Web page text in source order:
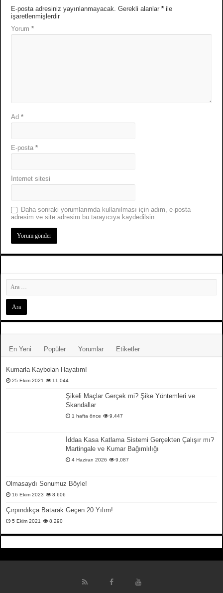
E-posta adresiniz yayınlanmayacak. Gerekli alanlar* ile
işaretlenmişlerdir
Yorum*
Ad*
E-posta*
İnternet sitesi
Daha sonraki yorumlarımda kullanılması için adım, e-posta
adresim ve site adresim bu tarayıcıya kaydedilsin.
En Yeni Popüler Yorumlar Etiketler
Kumarla Kaybolan Hayatım!
25 Ekim 2021 11,044
Şikeli Maçlar Gerçek mi? Şike Yöntemleri ve
Skandallar
1 hafta önce 9,447
İddaa Kasa Katlama Sistemi Gerçekten Çalışır mı?
Martingale ve Kumar Bağımlılığı
4 Haziran 2026 9,087
Olmasaydı Sonumuz Böyle!
16 Ekim 2023 8,606
Çırpındıkça Batarak Geçen 20 Yılım!
5 Ekim 2021 8,290